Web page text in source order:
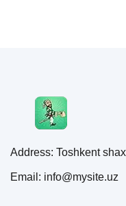
Address: Toshkent
Email: info@mysite.uz